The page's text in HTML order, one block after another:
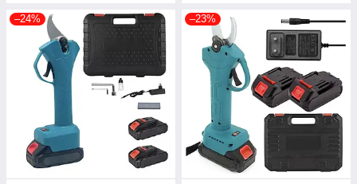
–24% –23%